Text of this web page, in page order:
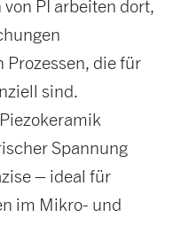
PI arbeiten dort,
die für
sind.
Spannung
– ideal für
im Mikro- und